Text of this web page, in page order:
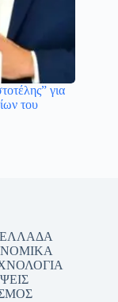
για
του
ΕΛΛΑΔΑ